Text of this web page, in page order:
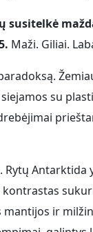
susitelkė
Maži. Giliai.
su
Antarktida
kontrastas
ir